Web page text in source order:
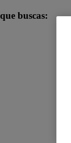
buscas: